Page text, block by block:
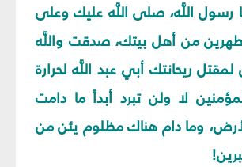
رسول اللَّه، صلى اللَّه عليك وعلى
من أهل بيتك، صدقت واللَّه
ريحانتك أبي عبد اللَّه لحرارة
لا ولن تبرد أبداً ما دامت
وما دام هناك مظلوم يئن من